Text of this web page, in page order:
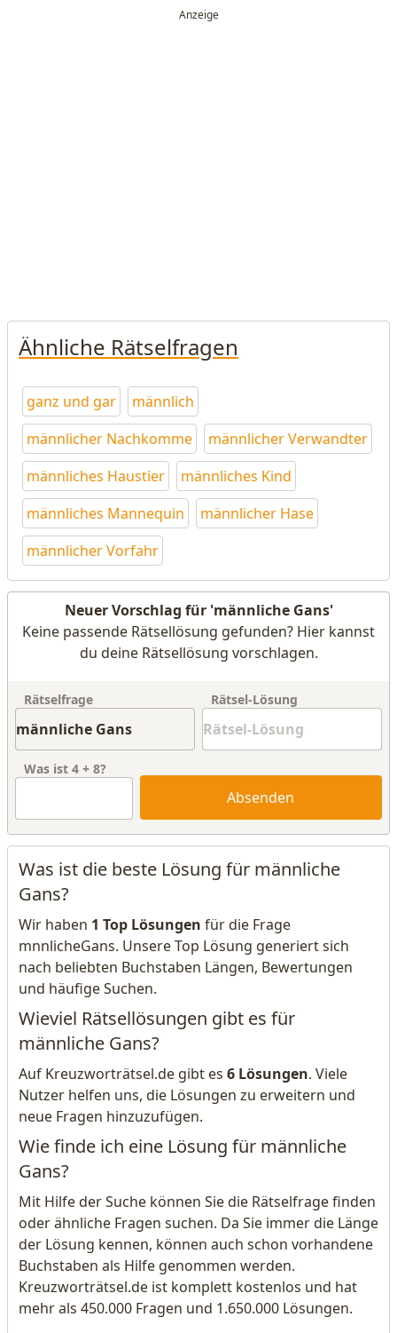
Ähnliche Rätselfragen
ganz und gar
männlich
männlicher Nachkomme
männlicher Verwandter
männliches Haustier
männliches Kind
männliches Mannequin
männlicher Hase
männlicher Vorfahr
Neuer Vorschlag für 'männliche Gans'
Keine passende Rätsellösung gefunden? Hier kannst
du deine Rätsellösung vorschlagen.
Rätselfrage Rätsel-Lösung
Was ist 4 + 8?
Absenden
Was ist die beste Lösung für männliche
Gans?
Wir haben 1 Top Lösungen für die Frage
mnnlicheGans. Unsere Top Lösung generiert sich
nach beliebten Buchstaben Längen, Bewertungen
und häufige Suchen.
Wieviel Rätsellösungen gibt es für
männliche Gans?
Auf Kreuzworträtsel.de gibt es 6 Lösungen. Viele
Nutzer helfen uns, die Lösungen zu erweitern und
neue Fragen hinzuzufügen.
Wie finde ich eine Lösung für männliche
Gans?
Mit Hilfe der Suche können Sie die Rätselfrage finden
oder ähnliche Fragen suchen. Da Sie immer die Länge
der Lösung kennen, können auch schon vorhandene
Buchstaben als Hilfe genommen werden.
Kreuzworträtsel.de ist komplett kostenlos und hat
mehr als 450.000 Fragen und 1.650.000 Lösungen.